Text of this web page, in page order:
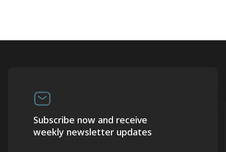
Subscribe now and receive
weekly newsletter updates